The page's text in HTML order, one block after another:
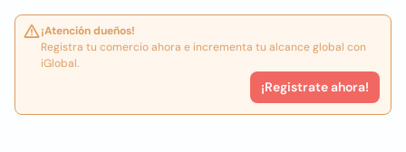
¡Atención dueños!
Registra tu comercio ahora e incrementa tu alcance global con
iGlobal.
¡Registrate ahora!